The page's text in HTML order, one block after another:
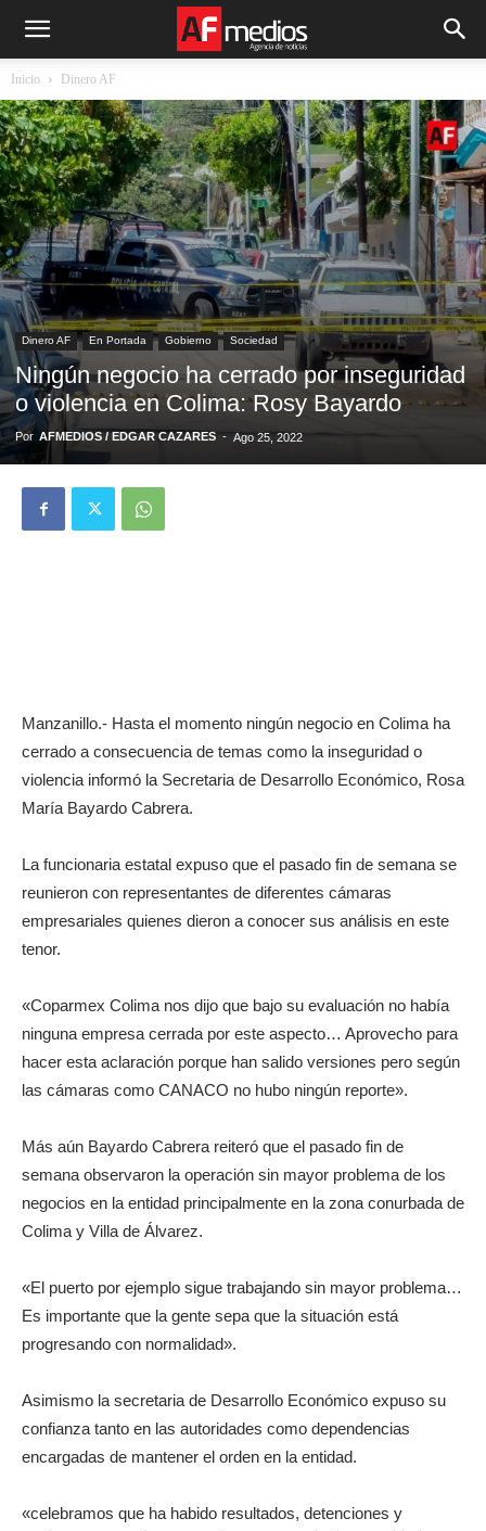
Inicio Dinero AF
Dinero AF En Portada Gobierno Sociedad
Ningún negocio ha cerrado por inseguridad
o violencia en Colima: Rosy Bayardo
Por AFMEDIOS / EDGAR CAZARES - Ago 25, 2022
Manzanillo.- Hasta el momento ningún negocio en Colima ha
cerrado a consecuencia de temas como la inseguridad o
violencia informó la Secretaria de Desarrollo Económico, Rosa
María Bayardo Cabrera.
La funcionaria estatal expuso que el pasado fin de semana se
reunieron con representantes de diferentes cámaras
empresariales quienes dieron a conocer sus análisis en este
tenor.
«Coparmex Colima nos dijo que bajo su evaluación no había
ninguna empresa cerrada por este aspecto… Aprovecho para
hacer esta aclaración porque han salido versiones pero según
las cámaras como CANACO no hubo ningún reporte».
Más aún Bayardo Cabrera reiteró que el pasado fin de
semana observaron la operación sin mayor problema de los
negocios en la entidad principalmente en la zona conurbada de
Colima y Villa de Álvarez.
«El puerto por ejemplo sigue trabajando sin mayor problema…
Es importante que la gente sepa que la situación está
progresando con normalidad».
Asimismo la secretaria de Desarrollo Económico expuso su
confianza tanto en las autoridades como dependencias
encargadas de mantener el orden en la entidad.
«celebramos que ha habido resultados, detenciones y